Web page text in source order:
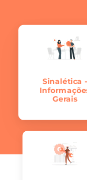
Sinalética -
Gerais